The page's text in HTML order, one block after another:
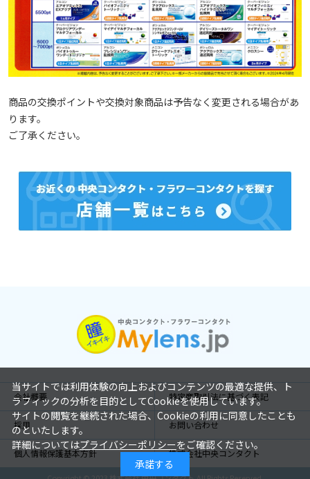
商品の交換ポイントや交換対象商品は予告なく変更される場合があ
ります。
ご了承ください。
会社概要 特定商取引法に基づく表記
採用 お問い合わせ
個人情報保護基本方針 株式会社中央コンタクト
当サイトでは利用体験の向上およびコンテンツの最適な提供、ト
ラフィックの分析を目的としてCookieを使用しています。
サイトの閲覧を継続された場合、Cookieの利用に同意したことも
のといたします。
詳細についてはプライバシーポリシーをご確認ください。
承諾する